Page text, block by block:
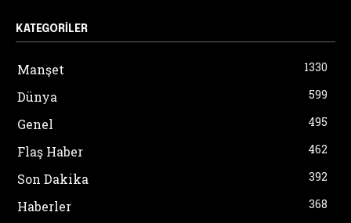
KATEGORILER
Manşet 1330
Dünya 599
Genel 495
Flaş Haber 462
Son Dakika 392
Haberler 368